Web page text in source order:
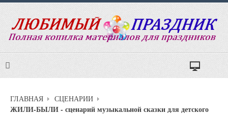
ГЛАВНАЯ СЦЕНАРИИ
ЖИЛИ-БЫЛИ - сценарий музыкальной сказки для детского